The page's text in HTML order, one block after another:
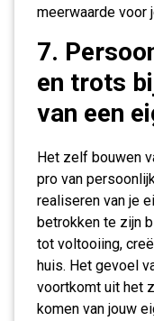
meerwaarde voor
7.
en trots
van een
Het zelf bouwen
pro van
realiseren van je
betrokken te zijn
tot voltooiing,
huis. Het gevoel
voortkomt uit het
komen van jouw